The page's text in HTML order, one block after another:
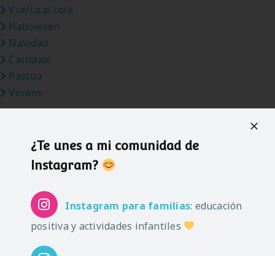
Vuelta al cole
Halloween
Navidad
Carnaval
Pascua
Verano
¿Te unes a mi comunidad de
Instagram?
Instagram para familias: educación
positiva y actividades infantiles